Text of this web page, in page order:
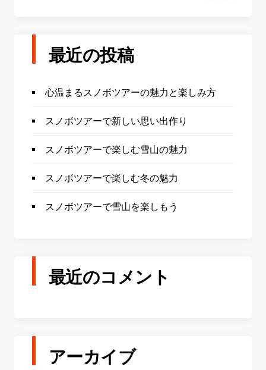
最近の投稿
心温まるスノボツアーの魅力と楽しみ方
スノボツアーで新しい思い出作り
スノボツアーで楽しむ雪山の魅力
スノボツアーで楽しむ冬の魅力
スノボツアーで雪山を楽しもう
最近のコメント
アーカイブ